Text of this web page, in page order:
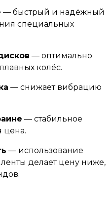
— быстрый и надёжный
специальных
— оптимально
колёс.
— снижает вибрацию
— стабильное
цена.
— использование
делает цену ниже,